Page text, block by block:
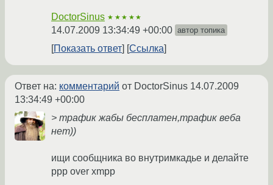
DoctorSinus ★★★★★
14.07.2009 13:34:49 +00:00 автор топика
Показать ответ Ссылка
Ответ на: комментарий от DoctorSinus 14.07.2009
13:34:49 +00:00
> трафик жабы бесплатен,трафик веба
нет))
ищи сообщника во внутримкадье и делайте
ppp over xmpp